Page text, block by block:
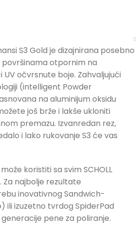
S3 Gold je dizajnirana posebno
površinama otpornim na
očvrsnute boje. Zahvaljujući
(intelligent Powder
na aluminijum oksidu
još brže i lakše ukloniti
premazu. Izvanredan rez,
i lako rukovanje S3 će vas
koristiti sa svim SCHOLL
Za najbolje rezultate
inovativnog Sandwich-
ili izuzetno tvrdog SpiderPad
pene za poliranje.